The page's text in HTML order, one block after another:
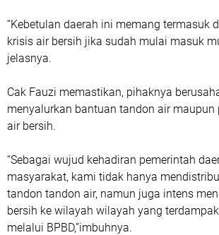
“Kebetulan daerah ini memang termasuk
krisis air bersih jika sudah mulai masuk
jelasnya.
Cak Fauzi memastikan, pihaknya
menyalurkan bantuan tandon air maupun
air bersih.
“Sebagai wujud kehadiran pemerintah
masyarakat, kami tidak hanya
tandon tandon air, namun juga intens
bersih ke wilayah wilayah yang
melalui BPBD,”imbuhnya.